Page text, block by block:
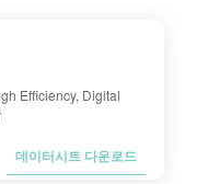
Efficiency, Digital
데이터시트 다운로드